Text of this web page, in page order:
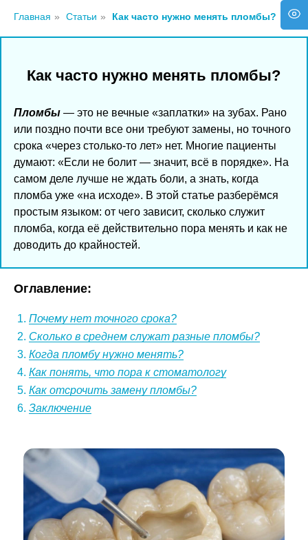
Главная » Статьи » Как часто нужно менять пломбы?
Как часто нужно менять пломбы?
Пломбы — это не вечные «заплатки» на зубах. Рано
или поздно почти все они требуют замены, но точного
срока «через столько-то лет» нет. Многие пациенты
думают: «Если не болит — значит, всё в порядке». На
самом деле лучше не ждать боли, а знать, когда
пломба уже «на исходе». В этой статье разберёмся
простым языком: от чего зависит, сколько служит
пломба, когда её действительно пора менять и как не
доводить до крайностей.
Оглавление:
Почему нет точного срока?
Сколько в среднем служат разные пломбы?
Когда пломбу нужно менять?
Как понять, что пора к стоматологу
Как отсрочить замену пломбы?
Заключение